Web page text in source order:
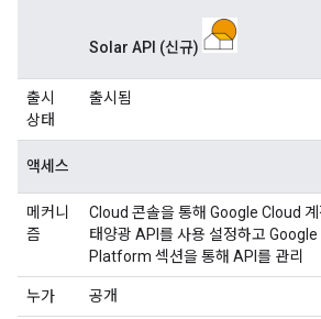
Solar API (신규)
출시
상태
출시됨
액세스
메커니
즘
Cloud 콘솔을 통해 Google Cloud 계
태양광 API를 사용 설정하고
Platform 섹션을 통해 API를 관리
누가 공개